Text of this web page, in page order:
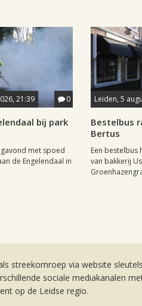
21:39 0
bij park
met spoed
de Engelendaal in
Leiden, 5
Bestelbus
Bertus
Een bestelbus
van bakkerij
streekomroep via website
sociale mediakanalen
op de Leidse regio.